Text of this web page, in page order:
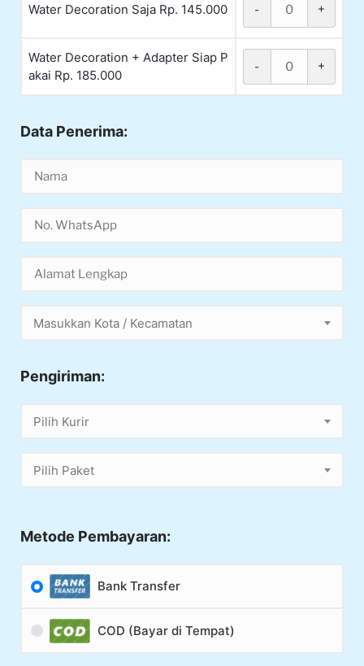
Water Decoration Saja Rp. 145.000 - +
Water Decoration + Adapter Siap P
akai Rp. 185.000
- +
Data Penerima:
Masukkan Kota / Kecamatan
Pengiriman:
Pilih Kurir
Pilih Paket
Metode Pembayaran:
Bank Transfer
COD (Bayar di Tempat)